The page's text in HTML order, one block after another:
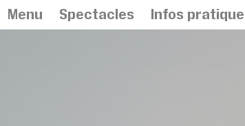
Menu Spectacles Infos
Panneau de gestion des cookies